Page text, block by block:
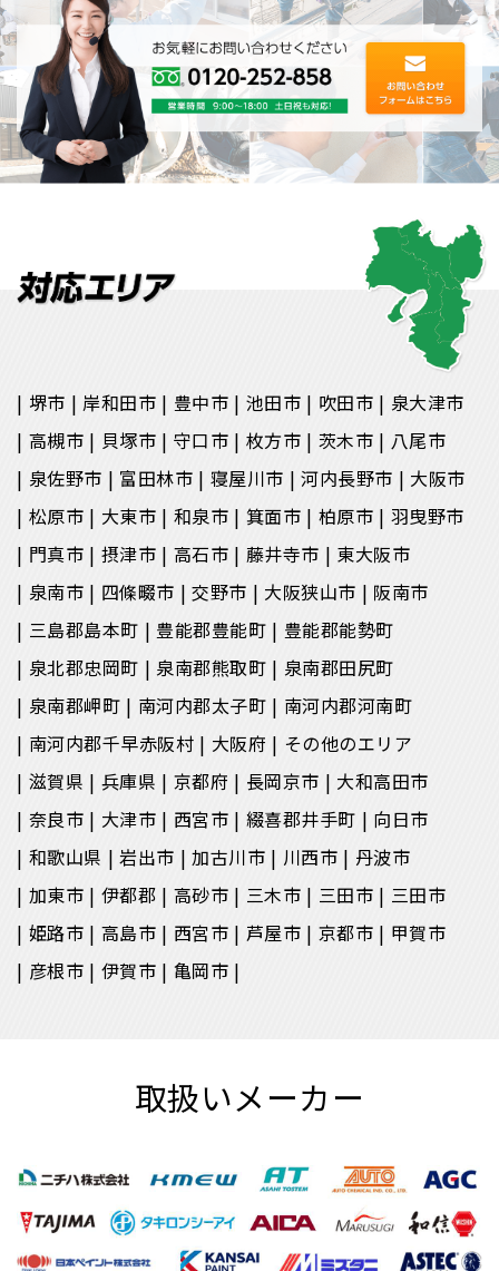
堺市 岸和田市 豊中市 池田市 吹田市
泉大津市
高槻市
貝塚市 守口市 枚方市 茨木市
八尾市
泉佐野市
富田林市 寝屋川市 河内長野市
大阪市
松原市
大東市 和泉市 箕面市 柏原市
羽曳野市
門真市
摂津市 高石市 藤井寺市
東大阪市
泉南市
四條畷市 交野市 大阪狭山市
阪南市
三島郡島本町
豊能郡豊能町
豊能郡能勢町
泉北郡忠岡町
泉南郡熊取町
泉南郡田尻町
泉南郡岬町
南河内郡太子町
南河内郡河南町
南河内郡千早赤阪村
大阪府
その他のエリア
滋賀県
兵庫県 京都府 長岡京市
大和高田市
奈良市
大津市 西宮市 綴喜郡井手町
向日市
和歌山県
岩出市 加古川市 川西市
丹波市
加東市
伊都郡 高砂市 三木市 三田市
三田市
姫路市
高島市 西宮市 芦屋市 京都市
甲賀市
彦根市
伊賀市 亀岡市
取扱いメーカー